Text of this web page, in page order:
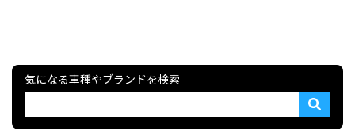
気になる車種やブランドを検索